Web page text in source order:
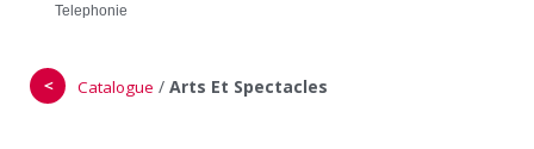
Telephonie
＜ Catalogue / Arts Et Spectacles